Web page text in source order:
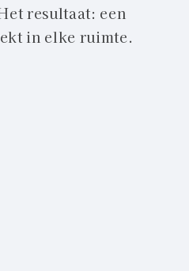
resultaat: een
in elke ruimte.